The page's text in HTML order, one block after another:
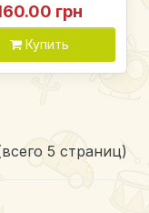
грн
Купить
5 страниц)